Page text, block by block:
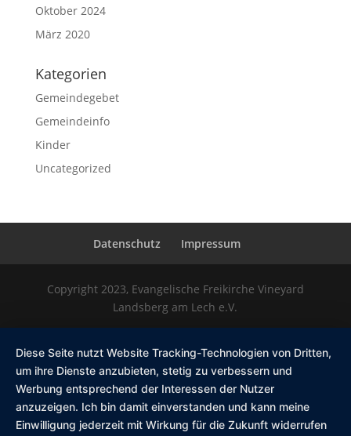
Oktober 2024
März 2020
Kategorien
Gemeindegebet
Gemeindeinfo
Kinder
Uncategorized
Datenschutz Impressum
Copyright 2023, Evangelische Freikirche Vineyard
Landsberg am Lech e.V.
Diese Seite nutzt Website Tracking-Technologien von Dritten,
um ihre Dienste anzubieten, stetig zu verbessern und
Werbung entsprechend der Interessen der Nutzer
anzuzeigen. Ich bin damit einverstanden und kann meine
Einwilligung jederzeit mit Wirkung für die Zukunft widerrufen